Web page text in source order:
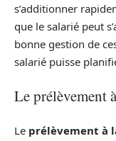
s’additionner
que le salarié peut
bonne gestion de
salarié puisse
Le prélèvement
Le prélèvement à